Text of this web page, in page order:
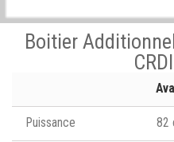
Boitier
Puissance 82